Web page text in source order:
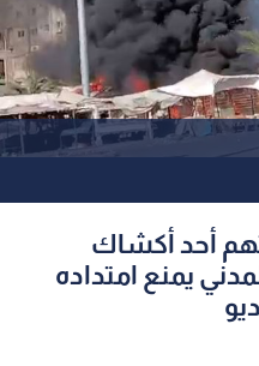
أحد أكشاك
يمنع امتداده